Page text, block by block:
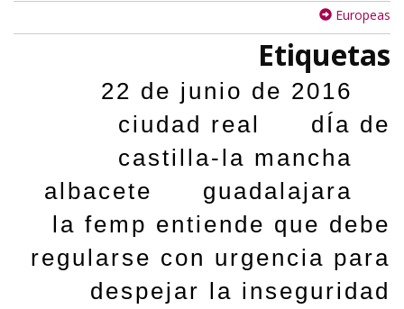
Europeas
Etiquetas
22 de junio de 2016
ciudad real
dÍa de
castilla-la mancha
albacete
guadalajara
la femp entiende que debe
regularse con urgencia para
despejar la inseguridad